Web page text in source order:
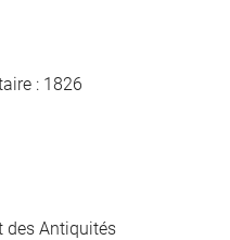
: 1826
des Antiquités